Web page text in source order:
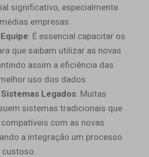
significativo, especialmente
empresas.
: É essencial capacitar os
que saibam utilizar as novas
assim a eficiência das
uso dos dados.
Legados: Muitas
sistemas tradicionais que
com as novas
a integração um processo